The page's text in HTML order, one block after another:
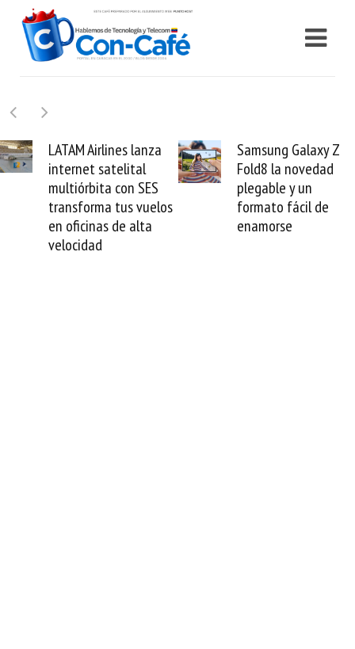
Samsung Galaxy Z
Fold8 la novedad
plegable y un
formato fácil de
enamorse
Cashea levanta 100
millones de dólares y
valida el crédito del
venezolano ante el
mundo